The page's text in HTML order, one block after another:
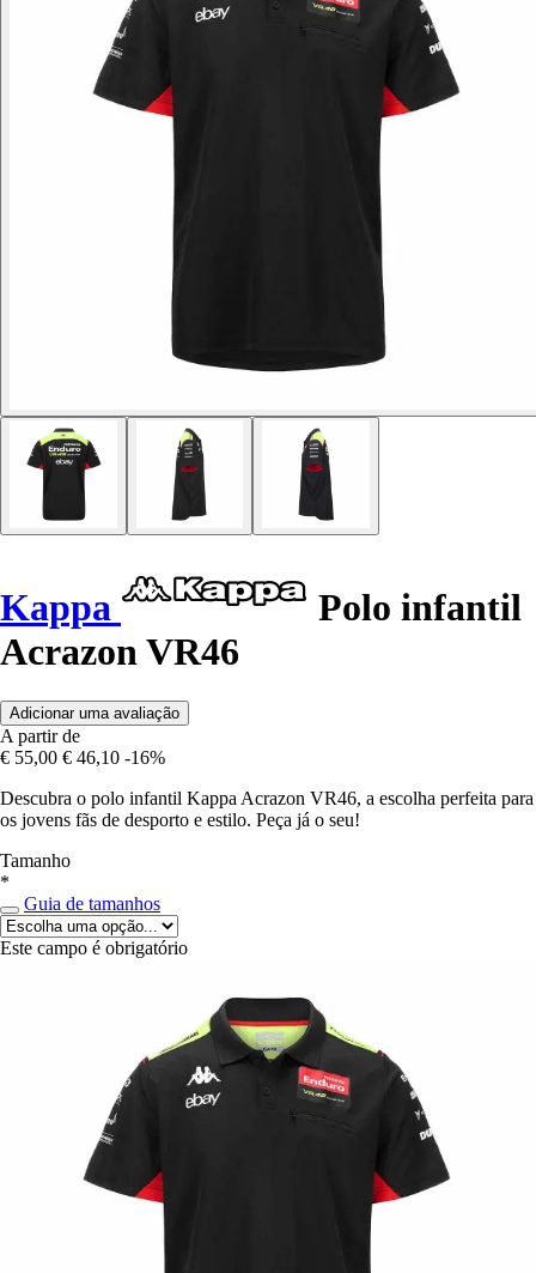
Kappa
Polo infantil
Acrazon VR46
Adicionar uma avaliação
A partir de
€ 55,00 € 46,10 -16%
Descubra o polo infantil Kappa Acrazon VR46, a escolha perfeita para
os jovens fãs de desporto e estilo. Peça já o seu!
Tamanho
*
Guia de tamanhos
Este campo é obrigatório